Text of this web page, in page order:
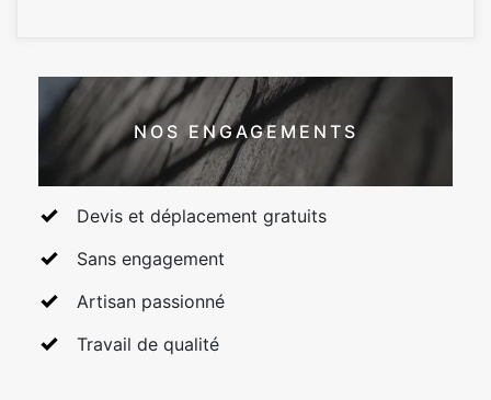
NOS ENGAGEMENTS
Devis et déplacement gratuits
Sans engagement
Artisan passionné
Travail de qualité